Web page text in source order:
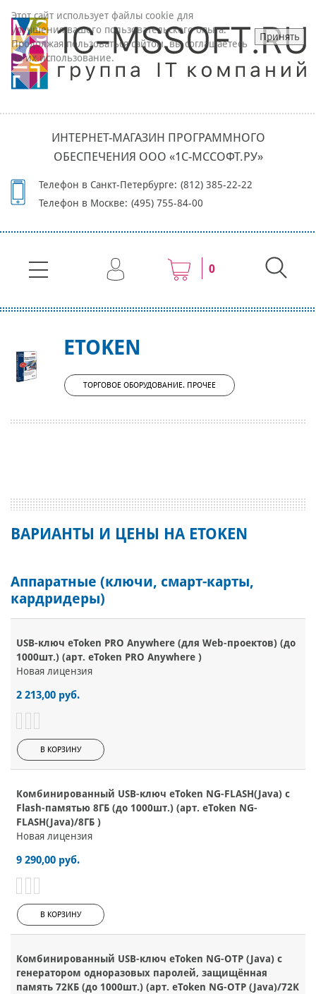
ИНТЕРНЕТ-МАГАЗИН ПРОГРАММНОГО
ОБЕСПЕЧЕНИЯ ООО «1С-МССОФТ.РУ»
Телефон в Санкт-Петербурге: (812) 385-22-22
Телефон в Москве: (495) 755-84-00
0
ETOKEN
ТОРГОВОЕ ОБОРУДОВАНИЕ. ПРОЧЕЕ
ВАРИАНТЫ И ЦЕНЫ НА ETOKEN
Аппаратные (ключи, смарт-карты,
кардридеры)
USB-ключ eToken PRO Anywhere (для Web-проектов) (до
1000шт.) (арт. eToken PRO Anywhere )
Новая лицензия
2 213,00 руб.
В КОРЗИНУ
Комбинированный USB-ключ eToken NG-FLASH(Java) с
Flash-памятью 8ГБ (до 1000шт.) (арт. eToken NG-
FLASH(Java)/8ГБ )
Новая лицензия
9 290,00 руб.
В КОРЗИНУ
Комбинированный USB-ключ eToken NG-OTP (Java) с
генератором одноразовых паролей, защищённая
память 72КБ (до 1000шт.) (арт. eToken NG-OTP (Java)/72K
Этот сайт использует файлы cookie для
улучшения вашего пользовательского опыта.
Продолжая пользоваться сайтом, вы соглашаетесь
на их использование.
Принять